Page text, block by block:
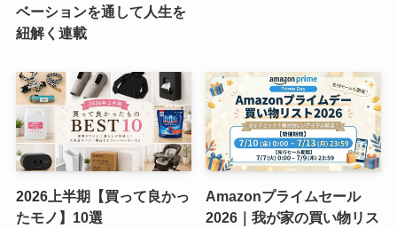
ベーションを通して人生を
紐解く連載
2026上半期【買って良かっ
たモノ】10選
Amazonプライムセール
2026｜我が家の買い物リス